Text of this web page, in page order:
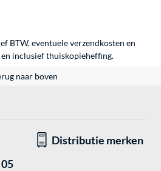
BTW, eventuele verzendkosten en
inclusief thuiskopieheffing.
naar boven
Distributie merken